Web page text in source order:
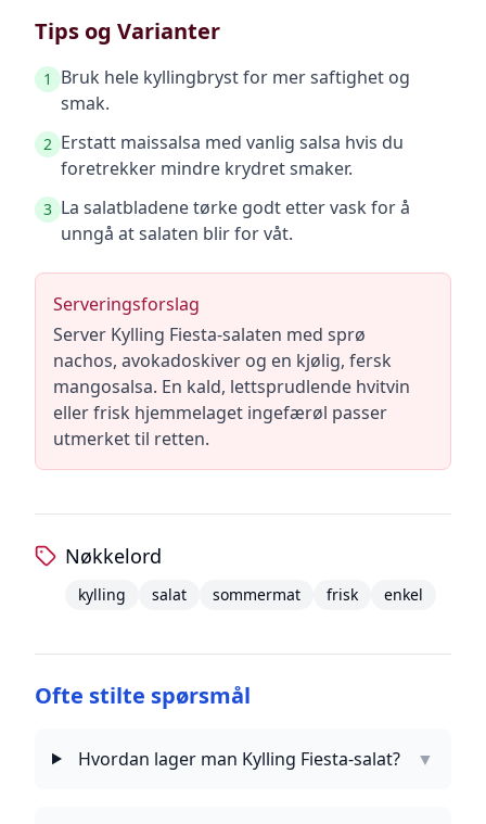
Tips og Varianter
1
Bruk hele kyllingbryst for mer saftighet og
smak.
2 Erstatt maissalsa med vanlig salsa hvis du
foretrekker mindre krydret smaker.
3 La salatbladene tørke godt etter vask for å
unngå at salaten blir for våt.
Serveringsforslag
Server Kylling Fiesta-salaten med sprø
nachos, avokadoskiver og en kjølig, fersk
mangosalsa. En kald, lettsprudlende hvitvin
eller frisk hjemmelaget ingefærøl passer
utmerket til retten.
Nøkkelord
kylling salat sommermat frisk enkel
Ofte stilte spørsmål
Hvordan lager man Kylling Fiesta-salat? ▼